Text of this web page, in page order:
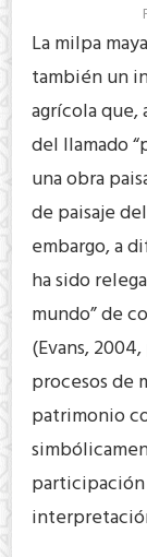
La milpa
también un
agrícola
del llamado
una obra
de paisaje
embargo, a
ha sido
mundo” de
(Evans,
procesos de
patrimonio